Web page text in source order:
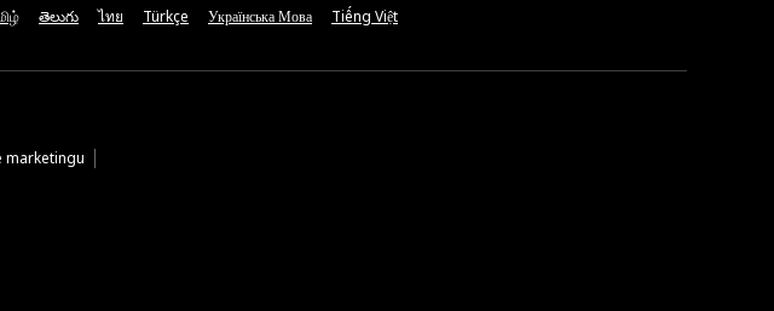
తెలుగు ไทย Türkçe Українська Мова Tiếng Việt
marketingu